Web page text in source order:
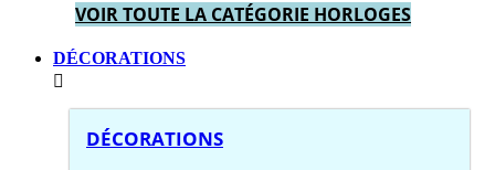
VOIR TOUTE LA CATÉGORIE HORLOGES
DÉCORATIONS
DÉCORATIONS